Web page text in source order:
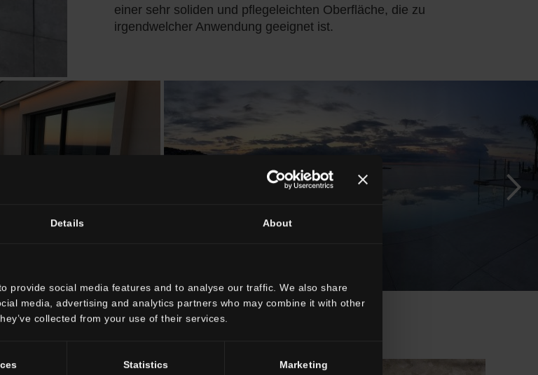
Details About
provide social media features and to analyse our traffic. We also share
media, advertising and analytics partners who may combine it with other
collected from your use of their services.
Statistics Marketing
einer sehr soliden und pflegeleichten Oberfläche, die zu
irgendwelcher Anwendung geeignet ist.